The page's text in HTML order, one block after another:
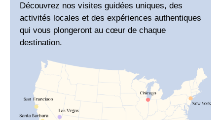
Découvrez nos visites guidées uniques, des
activités locales et des expériences authentiques
qui vous plongeront au cœur de chaque
destination.